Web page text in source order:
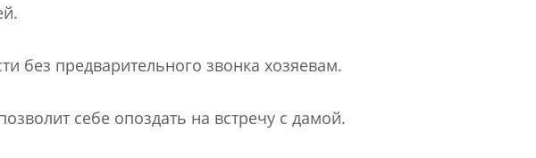
без предварительного звонка хозяевам.
себе опоздать на встречу с дамой.